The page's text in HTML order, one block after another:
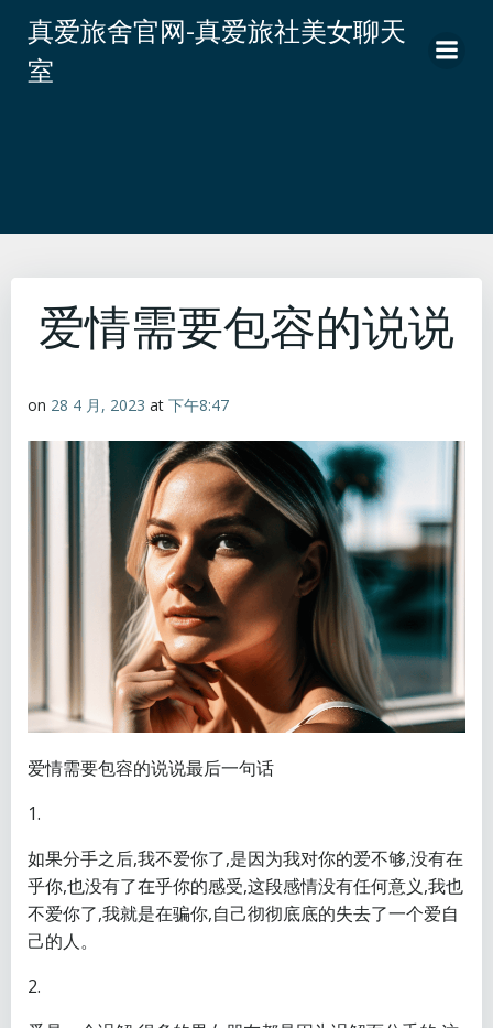
转
真爱旅舍官网-真爱旅社美女聊天
室
爱情需要包容的说说
on 28 4 月, 2023 at 下午8:47
爱情需要包容的说说最后一句话
1.
如果分手之后,我不爱你了,是因为我对你的爱不够,没有在
乎你,也没有了在乎你的感受,这段感情没有任何意义,我也
不爱你了,我就是在骗你,自己彻彻底底的失去了一个爱自
己的人。
2.